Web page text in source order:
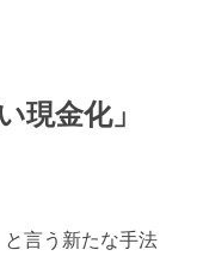
現金化」
言う新たな手法